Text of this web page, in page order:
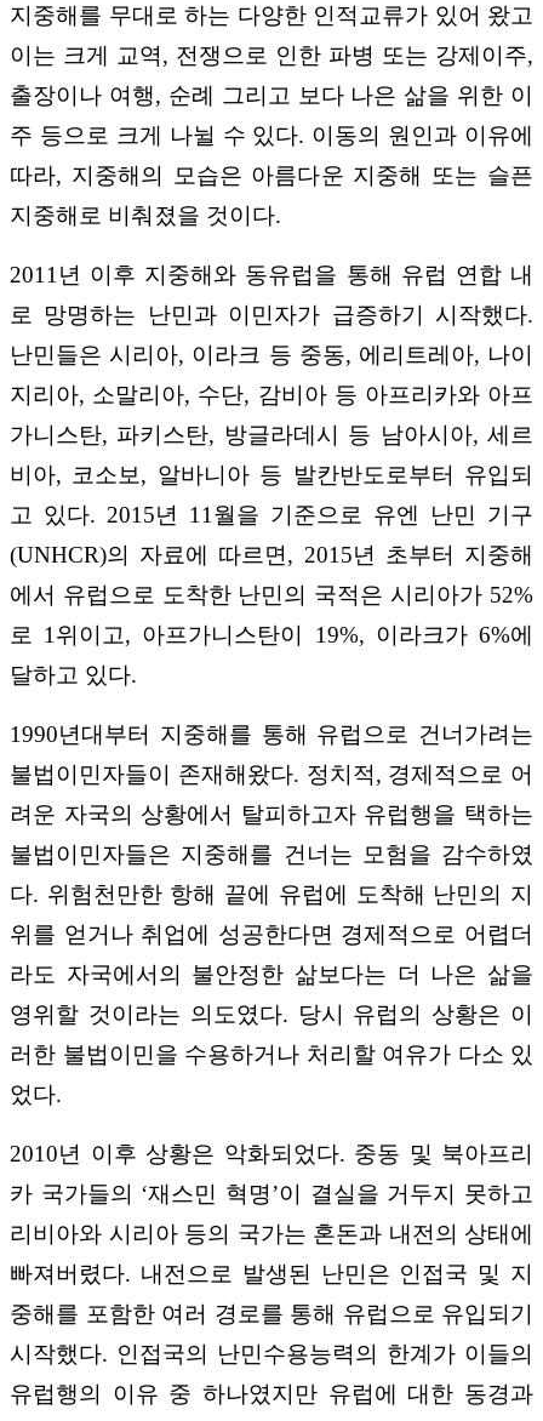
지중해를 무대로 하는 다양한 인적교류가 있어 왔고
이는 크게 교역, 전쟁으로 인한 파병 또는 강제이주,
출장이나 여행, 순례 그리고 보다 나은 삶을 위한 이
주 등으로 크게 나뉠 수 있다. 이동의 원인과 이유에
따라, 지중해의 모습은 아름다운 지중해 또는 슬픈
지중해로 비춰졌을 것이다.
2011년 이후 지중해와 동유럽을 통해 유럽 연합 내
로 망명하는 난민과 이민자가 급증하기 시작했다.
난민들은 시리아, 이라크 등 중동, 에리트레아, 나이
지리아, 소말리아, 수단, 감비아 등 아프리카와 아프
가니스탄, 파키스탄, 방글라데시 등 남아시아, 세르
비아, 코소보, 알바니아 등 발칸반도로부터 유입되
고 있다. 2015년 11월을 기준으로 유엔 난민 기구
(UNHCR)의 자료에 따르면, 2015년 초부터 지중해
에서 유럽으로 도착한 난민의 국적은 시리아가 52%
로 1위이고, 아프가니스탄이 19%, 이라크가 6%에
달하고 있다.
1990년대부터 지중해를 통해 유럽으로 건너가려는
불법이민자들이 존재해왔다. 정치적, 경제적으로 어
려운 자국의 상황에서 탈피하고자 유럽행을 택하는
불법이민자들은 지중해를 건너는 모험을 감수하였
다. 위험천만한 항해 끝에 유럽에 도착해 난민의 지
위를 얻거나 취업에 성공한다면 경제적으로 어렵더
라도 자국에서의 불안정한 삶보다는 더 나은 삶을
영위할 것이라는 의도였다. 당시 유럽의 상황은 이
러한 불법이민을 수용하거나 처리할 여유가 다소 있
었다.
2010년 이후 상황은 악화되었다. 중동 및 북아프리
카 국가들의 ‘재스민 혁명’이 결실을 거두지 못하고
리비아와 시리아 등의 국가는 혼돈과 내전의 상태에
빠져버렸다. 내전으로 발생된 난민은 인접국 및 지
중해를 포함한 여러 경로를 통해 유럽으로 유입되기
시작했다. 인접국의 난민수용능력의 한계가 이들의
유럽행의 이유 중 하나였지만 유럽에 대한 동경과